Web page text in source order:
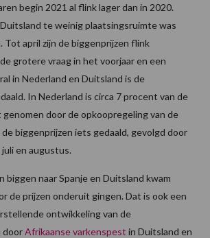
begin 2021 al flink lager dan in 2020.
te weinig plaatsingsruimte was
Tot april zijn de biggenprijzen flink
grotere vraag in het voorjaar en een
in Nederland en Duitsland is de
In Nederland is circa 7 procent van de
door de opkoopregeling van de
biggenprijzen iets gedaald, gevolgd door
en augustus.
biggen naar Spanje en Duitsland kwam
de prijzen onderuit gingen. Dat is ook een
ontwikkeling van de
doorAfrikaanse varkenspest in Duitsland en